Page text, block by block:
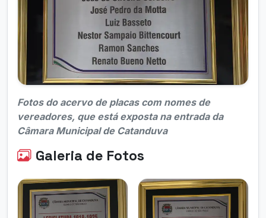
Fotos do acervo de placas com nomes de
vereadores, que está exposta na entrada da
Câmara Municipal de Catanduva
Galeria de Fotos